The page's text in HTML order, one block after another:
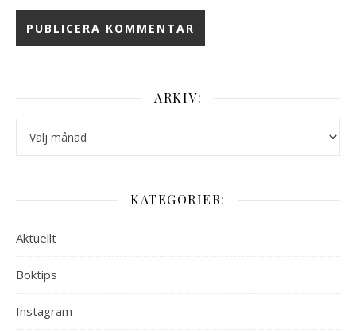
ARKIV:
KATEGORIER:
Aktuellt
Boktips
Instagram